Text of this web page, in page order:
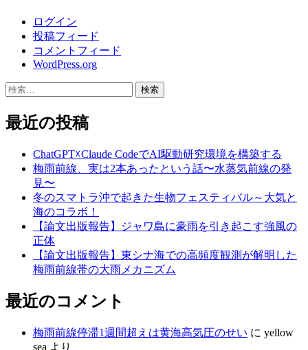
ログイン
投稿フィード
コメントフィード
WordPress.org
検
最近の投稿
ChatGPT☓Claude CodeでAI駆動研究環境を構築する
梅雨前線、実は2本あったという話〜水蒸気前線の発
見〜
冬のスマトラ沖で起きた生物フェスティバル～大気と
海のコラボ！
【論文出版報告】ジャワ島に豪雨を引き起こす強風の
正体
【論文出版報告】東シナ海での高頻度観測が解明した
梅雨前線帯の大雨メカニズム
最近のコメント
梅雨前線停滞1週間超えは黄海高気圧のせい に yellow
sea より